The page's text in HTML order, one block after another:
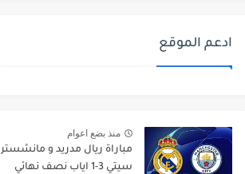
ادعم الموقع
منذ بضع اعوام
مباراة ريال مدريد و مانشستر
سيتي 3-1 اياب نصف نهائي